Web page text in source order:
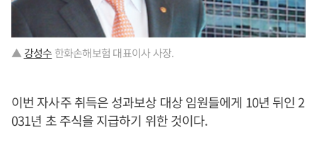
▲강성수 한화손해보험 대표이사 사장.
이번 자사주 취득은 성과보상 대상 임원들에게 10년 뒤인 2
031년 초 주식을 지급하기 위한 것이다.